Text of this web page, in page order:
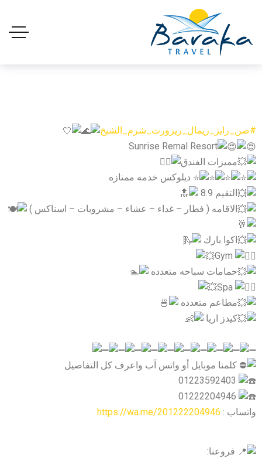
#صن_رايز_ريمال_ريزورت_شرم_الشيخ
Sunrise Remal Resort
مميزات الفندق
ديلوكس خدمه ممتازه
التقيم 8.9
الاقامه ( فطار – غداء – عشاء – مشروبات – اسناكس )
اكوا بارك
Gym
حمامات سباحه متعدده
Spa
مطاعم متعدده
كيدز اريا
كلمنا موبايل أو واتس آب واعرف كل التفاصيل
01223592403
01222204946
واتساب : https://wa.me/201222204946
فروعنا: